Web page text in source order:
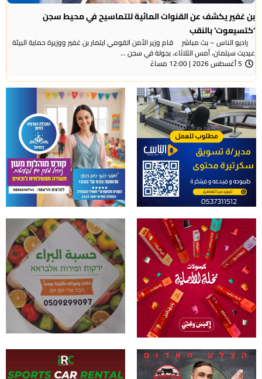
بن غفير يكشف عن القنوات المائية للتماسيح في محيط سجن
‘كتسيعوت‘ بالنقب
راديو الناس – بث مباشر قام وزير الأمن القومي ايتمار بن غفير ووزيرة حماية البيئة
عيديت سيلمان، أمس الثلاثاء، بجولة في سجن ...
5 أغسطس 2026 | 12:00 مساءً